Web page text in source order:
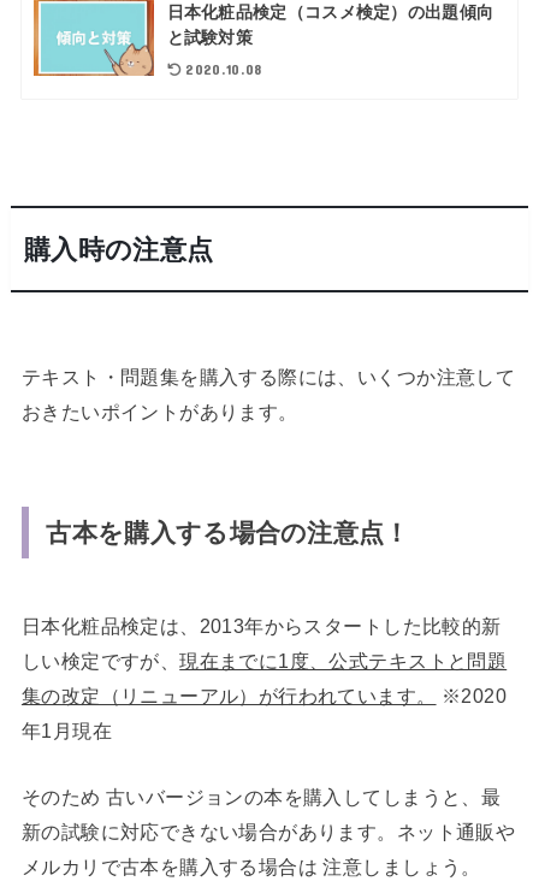
日本化粧品検定（コスメ検定）の出題傾向
と試験対策
2020.10.08
購入時の注意点
テキスト・問題集を購入する際には、いくつか注意して
おきたいポイントがあります。
古本を購入する場合の注意点！
日本化粧品検定は、2013年からスタートした比較的新
しい検定ですが、現在までに1度、公式テキストと問題
集の改定（リニューアル）が行われています。
※2020
年1月現在
そのため 古いバージョンの本を購入してしまうと、最
新の試験に対応できない場合があります。ネット通販や
メルカリで古本を購入する場合は 注意しましょう。